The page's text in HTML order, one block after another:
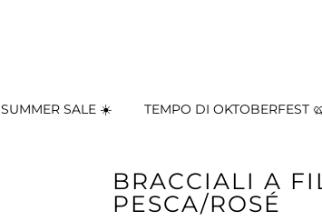
SUMMER SALE ☀️ TEMPO DI OKTOBERFEST
BRACCIALI A
PESCA/ROSÉ